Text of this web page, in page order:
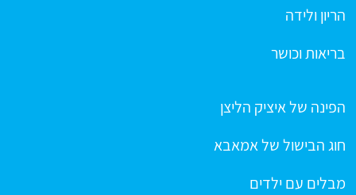
הריון ולידה
בריאות וכושר
הפינה של איציק הליצן
חוג הבישול של אמאבא
מבלים עם ילדים